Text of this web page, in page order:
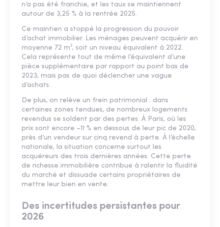
n’a pas été franchie, et les taux se maintiennent
autour de 3,25 % à la rentrée 2025.
Ce maintien a stoppé la progression du pouvoir
d’achat immobilier. Les ménages peuvent acquérir en
moyenne 72 m², soit un niveau équivalent à 2022.
Cela représente tout de même l’équivalent d’une
pièce supplémentaire par rapport au point bas de
2023, mais pas de quoi déclencher une vague
d’achats.
De plus, on relève un frein patrimonial : dans
certaines zones tendues, de nombreux logements
revendus se soldent par des pertes. À Paris, où les
prix sont encore –11 % en dessous de leur pic de 2020,
près d’un vendeur sur cinq revend à perte. À l’échelle
nationale, la situation concerne surtout les
acquéreurs des trois dernières années. Cette perte
de richesse immobilière contribue à ralentir la fluidité
du marché et dissuade certains propriétaires de
mettre leur bien en vente.
Des incertitudes persistantes pour
2026